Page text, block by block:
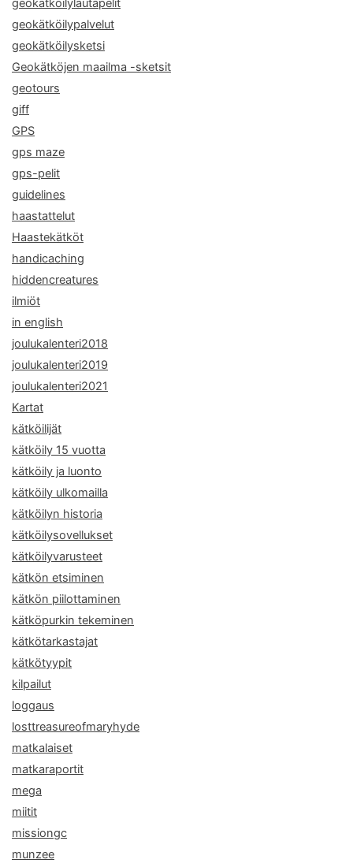
geokätköilypalvelut
geokätköilysketsi
Geokätköjen maailma -sketsit
geotours
giff
GPS
gps maze
gps-pelit
guidelines
haastattelut
Haastekätköt
handicaching
hiddencreatures
ilmiöt
in english
joulukalenteri2018
joulukalenteri2019
joulukalenteri2021
Kartat
kätköilijät
kätköily 15 vuotta
kätköily ja luonto
kätköily ulkomailla
kätköilyn historia
kätköilysovellukset
kätköilyvarusteet
kätkön etsiminen
kätkön piilottaminen
kätköpurkin tekeminen
kätkötarkastajat
kätkötyypit
kilpailut
loggaus
losttreasureofmaryhyde
matkalaiset
matkaraportit
mega
miitit
missiongc
munzee